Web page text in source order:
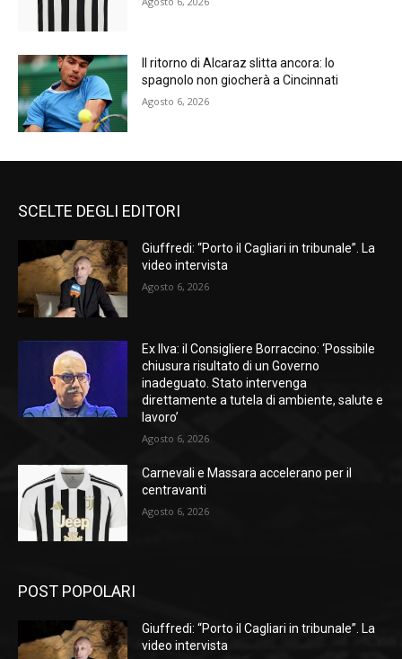
Il ritorno di Alcaraz slitta ancora: lo
spagnolo non giocherà a Cincinnati
Agosto 6, 2026
SCELTE DEGLI EDITORI
Giuffredi: “Porto il Cagliari in tribunale”. La
video intervista
Agosto 6, 2026
Ex Ilva: il Consigliere Borraccino: ‘Possibile
chiusura risultato di un Governo
inadeguato. Stato intervenga
direttamente a tutela di ambiente, salute e
lavoro’
Agosto 6, 2026
Carnevali e Massara accelerano per il
centravanti
Agosto 6, 2026
POST POPOLARI
Giuffredi: “Porto il Cagliari in tribunale”. La
video intervista